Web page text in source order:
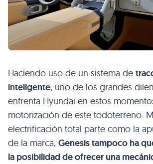
Haciendo uso de un sistema de
inteligente, uno de los grandes
enfrenta Hyundai en estos
motorización de este todoterreno.
electrificación total parte como la
de la marca, Genesis tampoco ha
la posibilidad de ofrecer una